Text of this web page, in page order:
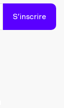
S’inscrire